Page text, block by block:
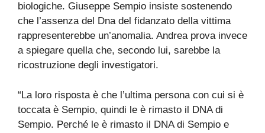
biologiche. Giuseppe Sempio insiste sostenendo
che l’assenza del Dna del fidanzato della vittima
rappresenterebbe un’anomalia. Andrea prova invece
a spiegare quella che, secondo lui, sarebbe la
ricostruzione degli investigatori.
“La loro risposta è che l’ultima persona con cui si è
toccata è Sempio, quindi le è rimasto il DNA di
Sempio. Perché le è rimasto il DNA di Sempio e